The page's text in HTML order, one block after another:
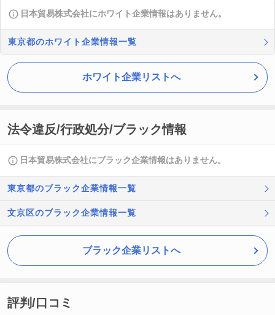
日本貿易株式会社にホワイト企業情報はありません。
東京都のホワイト企業情報一覧
ホワイト企業リストへ
法令違反/行政処分/ブラック情報
日本貿易株式会社にブラック企業情報はありません。
東京都のブラック企業情報一覧
文京区のブラック企業情報一覧
ブラック企業リストへ
評判/口コミ